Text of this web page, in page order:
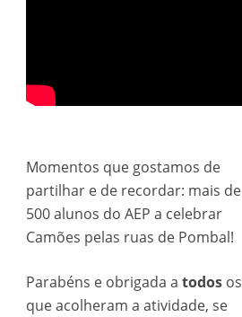
Momentos que gostamos de
partilhar e de recordar: mais de
500 alunos do AEP a celebrar
Camões pelas ruas de Pombal!
Parabéns e obrigada a todosos
que acolheram a atividade, se